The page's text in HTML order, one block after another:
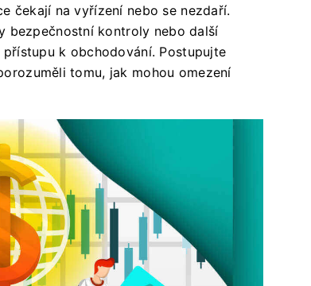
čekají na vyřízení nebo se nezdaří.
bezpečnostní kontroly nebo další
k obchodování. Postupujte
tomu, jak mohou omezení